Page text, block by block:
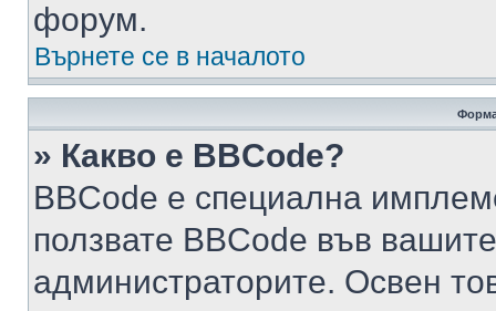
форум.
Върнете се в началото
» Какво е BBCode?
BBCode е специална
ползвате BBCode във
администраторите. Освен